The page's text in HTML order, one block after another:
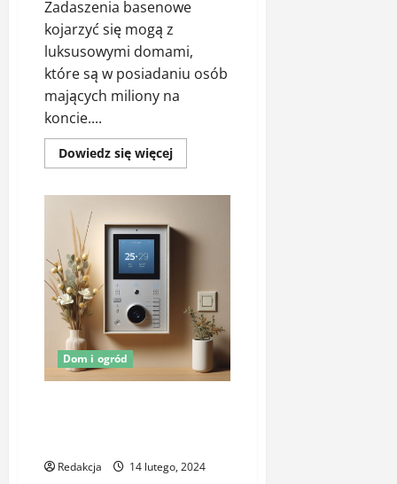
Zadaszenia basenowe
kojarzyć się mogą z
luksusowymi domami,
które są w posiadaniu osób
mających miliony na
koncie....
Dowiedz się więcejDowiedz
się
basen
domów
prywatnych
Dom i ogród
Redakcja 14 lutego, 2024